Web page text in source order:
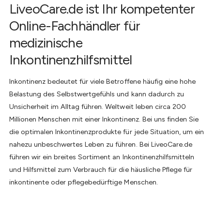
LiveoCare.de ist Ihr kompetenter
Online-Fachhändler für
medizinische
Inkontinenzhilfsmittel
Inkontinenz bedeutet für viele Betroffene häufig eine hohe
Belastung des Selbstwertgefühls und kann dadurch zu
Unsicherheit im Alltag führen. Weltweit leben circa 200
Millionen Menschen mit einer Inkontinenz. Bei uns finden Sie
die optimalen Inkontinenzprodukte für jede Situation, um ein
nahezu unbeschwertes Leben zu führen. Bei LiveoCare.de
führen wir ein breites Sortiment an Inkontinenzhilfsmitteln
und Hilfsmittel zum Verbrauch für die häusliche Pflege für
inkontinente oder pflegebedürftige Menschen.